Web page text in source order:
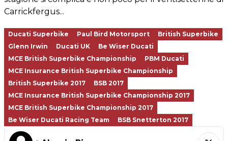
Carrickfergus...
Ducati Superbike Paul Bird Motorsport
British Superbike
Glenn Irwin
Ducati UK
Be Wiser Ducati
MCE British Superbike Championship
PBM Ducati
MCE Insurance British Superbike Championship
British Superbike 2017
BSB 2017
MCE Insurance British Superbike Championship 2017
MCE British Superbike Championship 2017
Be Wiser Ducati Racing Team
BSB Snetterton 2017